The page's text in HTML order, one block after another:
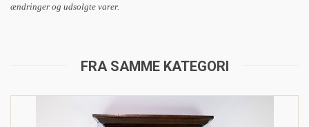
ændringer og udsolgte varer.
FRA SAMME KATEGORI